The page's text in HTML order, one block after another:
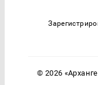
© 2026